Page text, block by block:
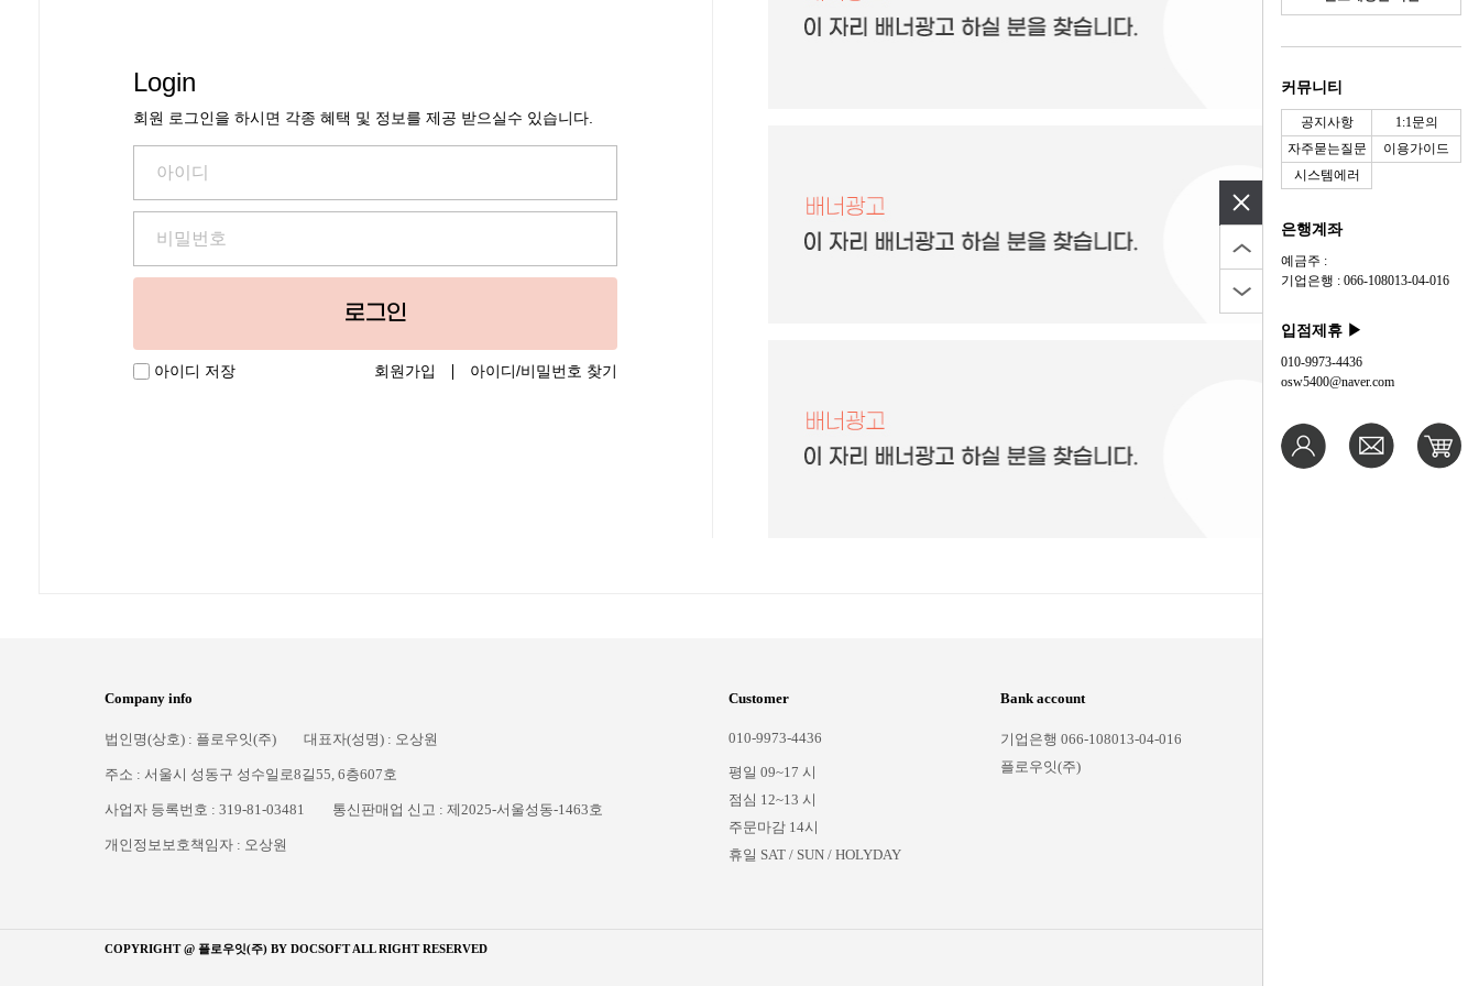
커뮤니티
공지사항
1:1문의
자주묻는질문
이용가이드
시스템에러
은행계좌
예금주 :
기업은행 : 066-108013-04-016
입점제휴 ▶
010-9973-4436
osw5400@naver.com
Login
회원 로그인을 하시면 각종 혜택 및 정보를 제공 받으실수 있습니다.
로그인
아이디 저장 회원가입 아이디/비밀번호 찾기
Company info
법인명(상호) : 플로우잇(주) 대표자(성명) : 오상원
주소 : 서울시 성동구 성수일로8길55, 6층607호
사업자 등록번호 : 319-81-03481 통신판매업 신고 : 제2025-서울성동-1463호
개인정보보호책임자 : 오상원
Customer
010-9973-4436
평일 09~17 시
점심 12~13 시
주문마감 14시
휴일 SAT / SUN / HOLYDAY
Bank account
기업은행 066-108013-04-016
플로우잇(주)
COPYRIGHT @ 플로우잇(주) BY DOCSOFTALL RIGHT RESERVED